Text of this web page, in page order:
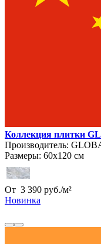
Коллекция плитки
Производитель:
Размеры: 60х120 см
От 3 390 руб./м²
Новинка